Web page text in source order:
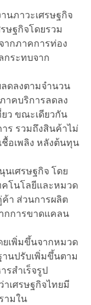
นภาวะเศรษฐกิจ
ษฐกิจโดยรวม
ากภาคการท่อง
กระทบจาก
ดลงตามจำนวน
าคบริการลดลง
ยว ขณะเดียวกัน
ร รวมถึงสินค้าไม่
อเพลิง หลังต้นทุน
นเศรษฐกิจ โดย
โนโลยีและหมวด
า ส่วนการผลิต
กการขาดแคลน
ยเพิ่มขึ้นจากหมวด
นปรับเพิ่มขึ้นตาม
รสำเร็จรูป
เศรษฐกิจไทยมี
ามใน